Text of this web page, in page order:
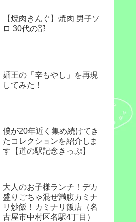
【焼肉きんぐ】焼肉 男子ソ
ロ 30代の部
麺王の「辛もやし」を再現
してみた！
僕が20年近く集め続けてき
たコレクションを紹介しま
す【道の駅記念きっぷ】
大人のお子様ランチ！デカ
盛りごちゃ混ぜ満腹カミナ
リ炒飯！カミナリ飯店（名
古屋市中村区名駅4丁目）